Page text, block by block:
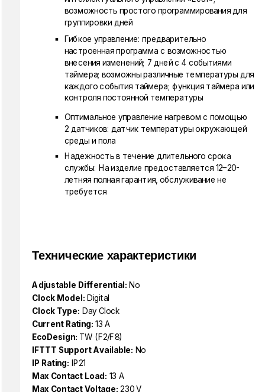
возможность простого программирования для
группировки дней
Гибкое управление: предварительно
настроенная программа с возможностью
внесения изменений; 7 дней с 4 событиями
таймера; возможны различные температуры для
каждого события таймера; функция таймера или
контроля постоянной температуры
Оптимальное управление нагревом с помощью
2 датчиков: датчик температуры окружающей
среды и пола
Надежность в течение длительного срока
службы: На изделие предоставляется 12–20-
летняя полная гарантия, обслуживание не
требуется
Технические характеристики
Adjustable Differential: No
Clock Model: Digital
Clock Type: Day Clock
Current Rating: 13 A
EcoDesign: TW (F2/F8)
IFTTT Support Available: No
IP Rating: IP21
Max Contact Load: 13 A
Max Contact Voltage: 230 V